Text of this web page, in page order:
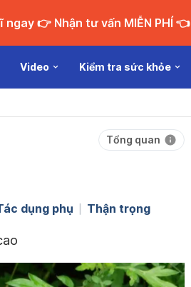
Chat với Bác sĩ ngay 👉 Nhận tư vấn MIỄN PHÍ 👈
Video Kiểm tra sức khỏe
Tổng quan
dụng phụ Thận trọng